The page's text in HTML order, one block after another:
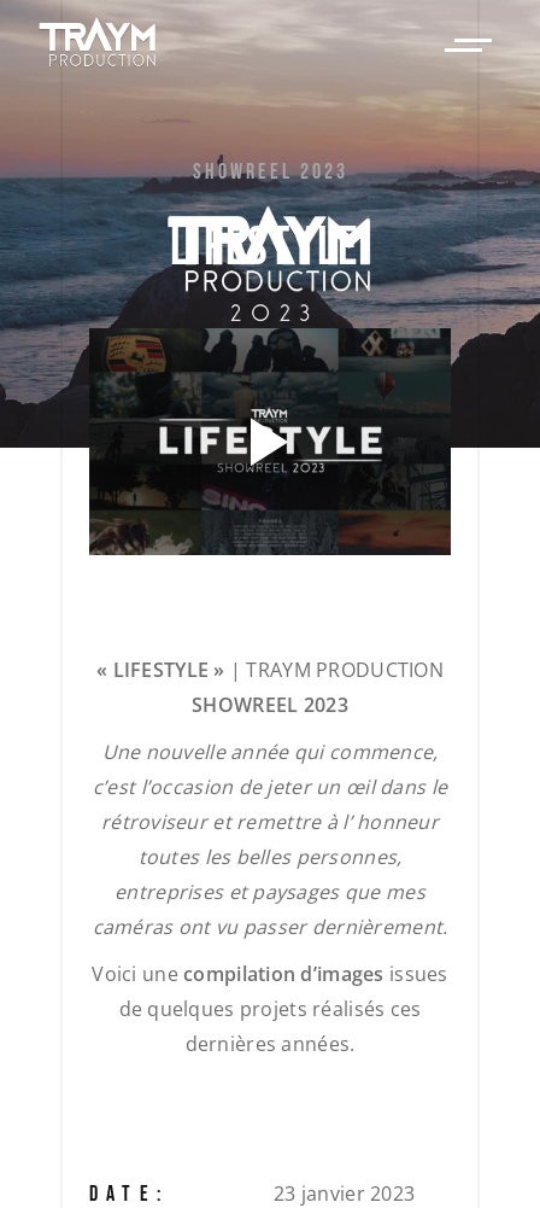
SHOWREEL 2023
LIFESTYLE
« LIFESTYLE » | TRAYM PRODUCTION
SHOWREEL 2023
Une nouvelle année qui commence,
c’est l’occasion de jeter un œil dans le
rétroviseur et remettre à l’ honneur
toutes les belles personnes,
entreprises et paysages que mes
caméras ont vu passer dernièrement.
Voici unecompilation d’images issues
de quelques projets réalisés ces
dernières années.
DATE: 23 janvier 2023